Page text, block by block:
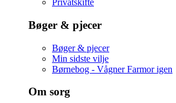
Privatskifte
Bøger & pjecer
Bøger & pjecer
Min sidste vilje
Børnebog - Vågner Farmor igen
Om sorg